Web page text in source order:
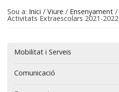
Sou a: Inici / Viure / Ensenyament /
Activitats Extraescolars 2021-2022
Navegació
Mobilitat i Serveis
Comunicació